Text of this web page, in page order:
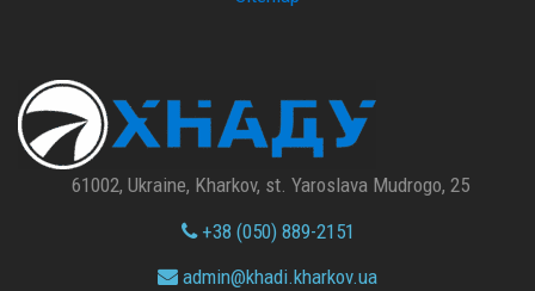
61002, Ukraine, Kharkov, st. Yaroslava Mudrogo, 25
+38 (050) 889-2151
admin@khadi.kharkov.ua